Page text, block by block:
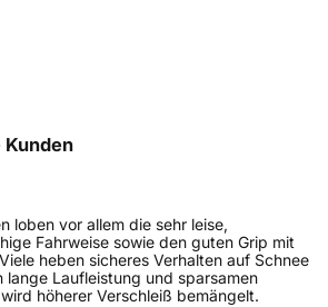
Kunden
loben vor allem die sehr leise,
Fahrweise sowie den guten Grip mit
heben sicheres Verhalten auf Schnee
lange Laufleistung und sparsamen
höherer Verschleiß bemängelt.